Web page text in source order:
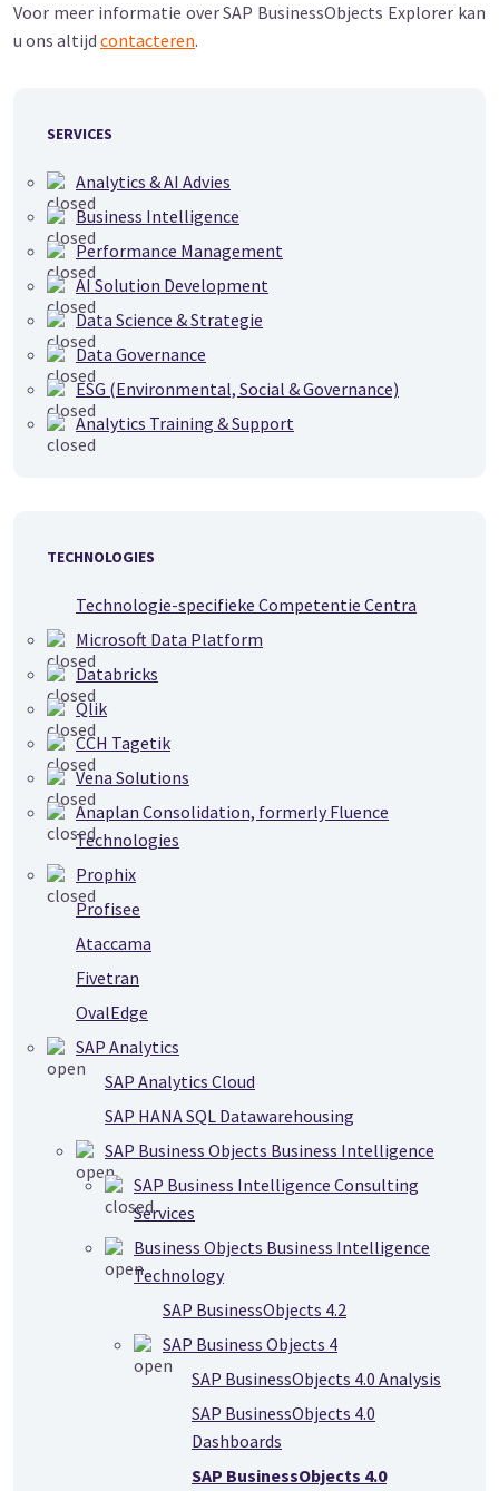
Voor meer informatie over SAP BusinessObjects Explorer kan
u ons altijd contacteren.
SERVICES
Analytics & AI Advies
Business Intelligence
Performance Management
AI Solution Development
Data Science & Strategie
Data Governance
ESG (Environmental, Social & Governance)
Analytics Training & Support
TECHNOLOGIES
Technologie-specifieke Competentie Centra
Microsoft Data Platform
Databricks
Qlik
CCH Tagetik
Vena Solutions
Anaplan Consolidation, formerly Fluence
Technologies
Prophix
Profisee
Ataccama
Fivetran
OvalEdge
SAP Analytics
SAP Analytics Cloud
SAP HANA SQL Datawarehousing
SAP Business Objects Business Intelligence
SAP Business Intelligence Consulting
Services
Business Objects Business Intelligence
Technology
SAP BusinessObjects 4.2
SAP Business Objects 4
SAP BusinessObjects 4.0 Analysis
SAP BusinessObjects 4.0
Dashboards
SAP BusinessObjects 4.0